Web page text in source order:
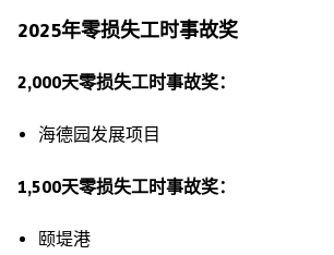
2025年零损失工时事故奖
2,000天零损失工时事故奖：
海德园发展项目
1,500天零损失工时事故奖：
颐堤港